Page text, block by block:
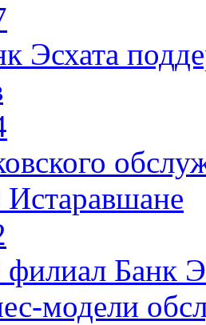
Эсхата
Истаравшане
Банк
модели